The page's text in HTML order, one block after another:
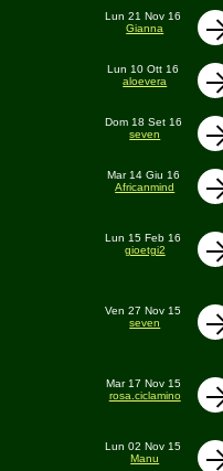
Lun 21 Nov 16
Gianna
Lun 10 Ott 16
aloevera
Dom 18 Set 16
seven
Mar 14 Giu 16
Africanmind
Lun 15 Feb 16
gioetgi2
Ven 27 Nov 15
seven
Mar 17 Nov 15
rosa.ciclamino
Lun 02 Nov 15
Manu